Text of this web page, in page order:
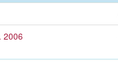
2006